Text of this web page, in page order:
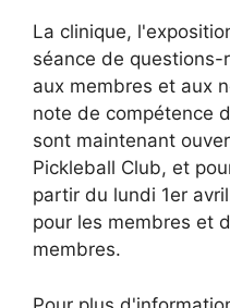
La clinique,
séance de
aux membres et aux
note de compétence
sont maintenant
Pickleball Club, et
partir du lundi 1er
pour les membres et
membres.